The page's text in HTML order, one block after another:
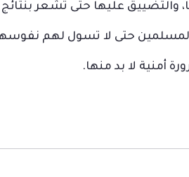
والتضييق عليها حتى تشعر
حتى لا تسول لهم